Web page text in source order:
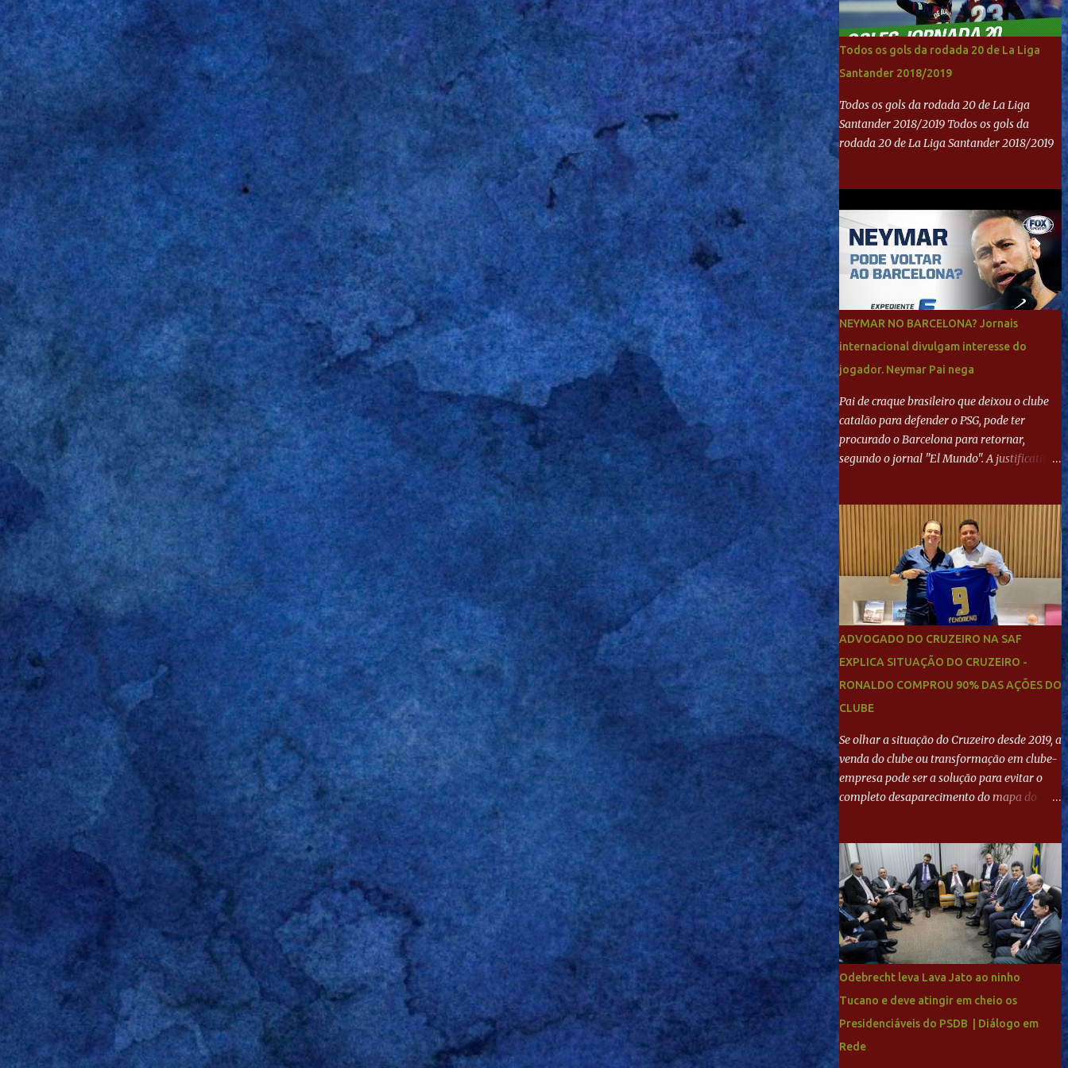
Todos os gols da rodada 20 de La Liga
Santander 2018/2019
Todos os gols da rodada 20 de La Liga
Santander 2018/2019 Todos os gols da
rodada 20 de La Liga Santander 2018/2019
NEYMAR NO BARCELONA? Jornais
internacional divulgam interesse do
jogador. Neymar Pai nega
Pai de craque brasileiro que deixou o clube
catalão para defender o PSG, pode ter
procurado o Barcelona para retornar,
segundo o jornal "El Mundo". A justificativa
"Mundo Deportivo", o empresário, Neymar
Pai, negou NEYMAR NO BARCELONA?
Jornais internacional divulgam interesse do
jogador. Neymar Pai nega
ADVOGADO DO CRUZEIRO NA SAF
EXPLICA SITUAÇÃO DO CRUZEIRO -
RONALDO COMPROU 90% DAS AÇÕES DO
CLUBE
Se olhar a situação do Cruzeiro desde 2019, a
venda do clube ou transformação em clube-
empresa pode ser a solução para evitar o
completo desaparecimento do mapa do
de milhões agora seja mercantil. Segundo
apuração da Itatiaia, Fenômeno comprou
90% das ações por R$ 400 milhões. Aporte
feito imediatamente para pagamento de
dívidas emergenciais e investimentos no
departamento de futebol. O projeto
apresentado para a recuperação do
Ronaldo sendo solidário à dívida de R$ 1
bilhão a partir de agora, mais o peso que o
ex-atacante tem no mundo do futebol, além
Odebrecht leva Lava Jato ao ninho
Tucano e deve atingir em cheio os
Presidenciáveis do PSDB | Diálogo em
Rede